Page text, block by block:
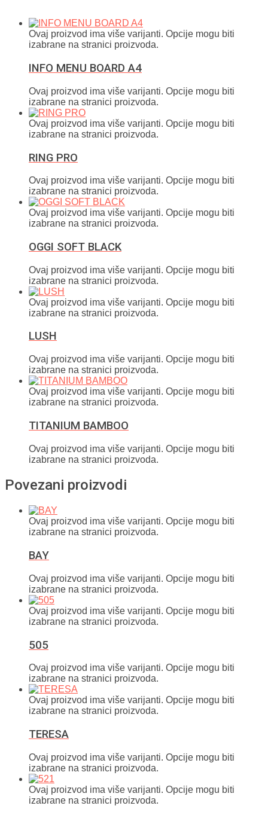
Ovaj proizvod ima više varijanti. Opcije mogu biti
izabrane na stranici proizvoda.
INFO MENU BOARD A4
Ovaj proizvod ima više varijanti. Opcije mogu biti
izabrane na stranici proizvoda.
Ovaj proizvod ima više varijanti. Opcije mogu biti
izabrane na stranici proizvoda.
RING PRO
Ovaj proizvod ima više varijanti. Opcije mogu biti
izabrane na stranici proizvoda.
Ovaj proizvod ima više varijanti. Opcije mogu biti
izabrane na stranici proizvoda.
OGGI SOFT BLACK
Ovaj proizvod ima više varijanti. Opcije mogu biti
izabrane na stranici proizvoda.
Ovaj proizvod ima više varijanti. Opcije mogu biti
izabrane na stranici proizvoda.
LUSH
Ovaj proizvod ima više varijanti. Opcije mogu biti
izabrane na stranici proizvoda.
Ovaj proizvod ima više varijanti. Opcije mogu biti
izabrane na stranici proizvoda.
TITANIUM BAMBOO
Ovaj proizvod ima više varijanti. Opcije mogu biti
izabrane na stranici proizvoda.
Povezani proizvodi
Ovaj proizvod ima više varijanti. Opcije mogu biti
izabrane na stranici proizvoda.
BAY
Ovaj proizvod ima više varijanti. Opcije mogu biti
izabrane na stranici proizvoda.
Ovaj proizvod ima više varijanti. Opcije mogu biti
izabrane na stranici proizvoda.
505
Ovaj proizvod ima više varijanti. Opcije mogu biti
izabrane na stranici proizvoda.
Ovaj proizvod ima više varijanti. Opcije mogu biti
izabrane na stranici proizvoda.
TERESA
Ovaj proizvod ima više varijanti. Opcije mogu biti
izabrane na stranici proizvoda.
Ovaj proizvod ima više varijanti. Opcije mogu biti
izabrane na stranici proizvoda.